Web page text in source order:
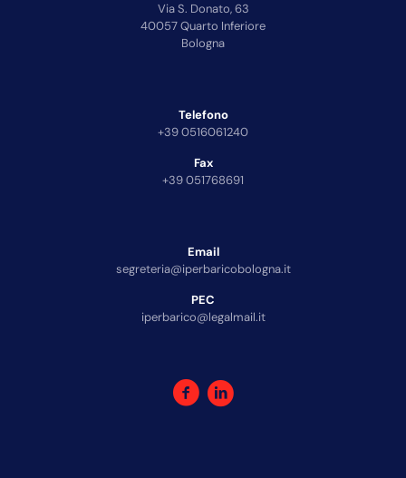
Via S. Donato, 63
40057 Quarto Inferiore
Bologna
Telefono
+39 0516061240
Fax
+39 051768691
Email
segreteria@iperbaricobologna.it
PEC
iperbarico@legalmail.it